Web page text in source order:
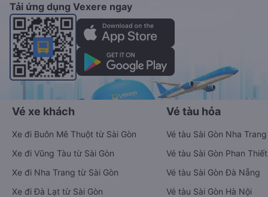
Tải ứng dụng Vexere ngay
Vé xe khách
Xe đi Buôn Mê Thuột từ Sài Gòn
Xe đi Vũng Tàu từ Sài Gòn
Xe đi Nha Trang từ Sài Gòn
Xe đi Đà Lạt từ Sài Gòn
Vé tàu hỏa
Vé tàu Sài Gòn Nha Trang
Vé tàu Sài Gòn Phan Thiết
Vé tàu Sài Gòn Đà Nẵng
Vé tàu Sài Gòn Hà Nội